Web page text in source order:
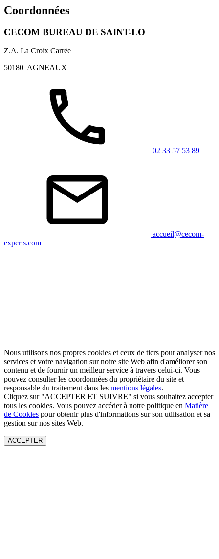
Coordonnées
CECOM BUREAU DE SAINT-LO
Z.A. La Croix Carrée
50180 AGNEAUX
02 33 57 53 89
accueil@cecom-
experts.com
Nous utilisons nos propres cookies et ceux de tiers pour analyser nos
services et votre navigation sur notre site Web afin d'améliorer son
contenu et de fournir un meilleur service à travers celui-ci. Vous
pouvez consulter les coordonnées du propriétaire du site et
responsable du traitement dans les mentions légales.
Cliquez sur "ACCEPTER ET SUIVRE" si vous souhaitez accepter
tous les cookies. Vous pouvez accéder à notre politique en Matière
de Cookies pour obtenir plus d'informations sur son utilisation et sa
gestion sur nos sites Web.
ACCEPTER